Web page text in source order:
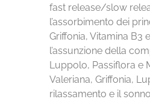
fast release/slow
l’assorbimento dei
Griffonia, Vitamina B3
l’assunzione della
Luppolo, Passiflora e
Valeriana, Griffonia,
rilassamento e il